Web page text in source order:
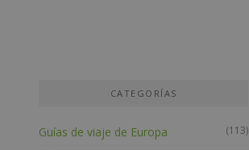
CATEGORÍAS
Guías de viaje de Europa (113)